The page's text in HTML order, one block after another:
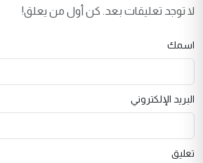
لا توجد تعليقات بعد. كن أول من يعلق!
اسمك
البريد الإلكتروني
تعليق